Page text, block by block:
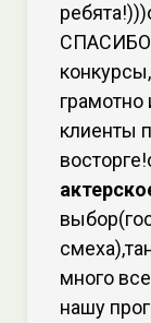
грамотно
клиенты
много
нашу